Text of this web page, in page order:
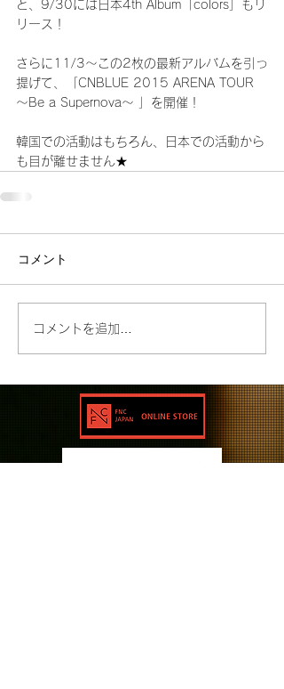
と、9/30には日本4th Album「colors」もリ
リース！
さらに11/3～この2枚の最新アルバムを引っ
提げて、「CNBLUE 2015 ARENA TOUR
～Be a Supernova～ 」を開催！
韓国での活動はもちろん、日本での活動から
も目が離せません★
コメント
コメントを追加…